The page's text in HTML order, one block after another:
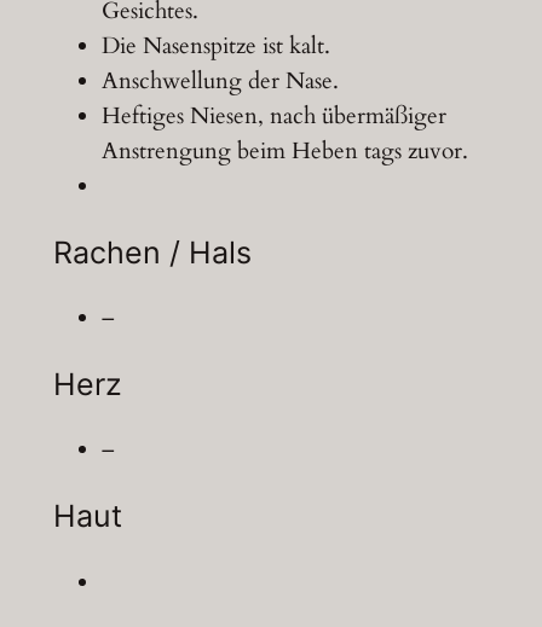
Gesichtes.
Die Nasenspitze ist kalt.
Anschwellung der Nase.
Heftiges Niesen, nach übermäßiger
Anstrengung beim Heben tags zuvor.
Rachen / Hals
–
Herz
–
Haut